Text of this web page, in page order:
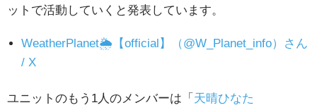
ットで活動していくと発表しています。
WeatherPlanet🌦️【official】（@W_Planet_info）さん
/ X
ユニットのもう1人のメンバーは「 天晴ひなた